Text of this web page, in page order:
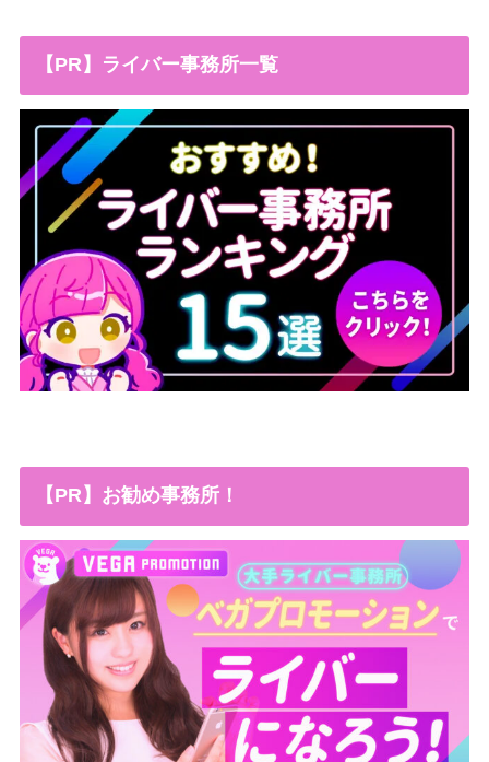
【PR】ライバー事務所一覧
【PR】お勧め事務所！